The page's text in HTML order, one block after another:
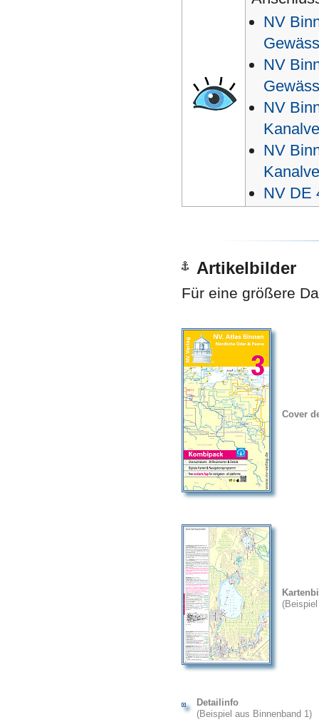
NV
NV
NV
NV
NV DE
Artikelbilder
Für eine größere
Cover
Detailinfo
(Beispiel aus Binnenband 1)